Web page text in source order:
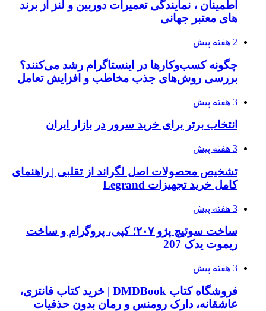
اطمینان ، نمایندگی تعمیرات دوربین و لنز از برند
های معتبر جهانی
2 هفته پیش
چگونه کسب‌وکارها در اینستاگرام رشد می‌کنند؟
بررسی روش‌های جذب مخاطب و افزایش تعامل
3 هفته پیش
انتخاب برتر برای خرید سرور در بازار ایران
3 هفته پیش
تشخیص محصولات اصل لگراند از تقلبی | راهنمای
کامل خرید تجهیزات Legrand
3 هفته پیش
ساخت سوئیچ پژو ۲۰۷؛ کپی، پروگرام و ساخت
ریموت یدک 207
3 هفته پیش
فروشگاه کتاب DMDBook | خرید کتاب فانتزی،
عاشقانه، دارک رومنس و رمان بدون حذفیات